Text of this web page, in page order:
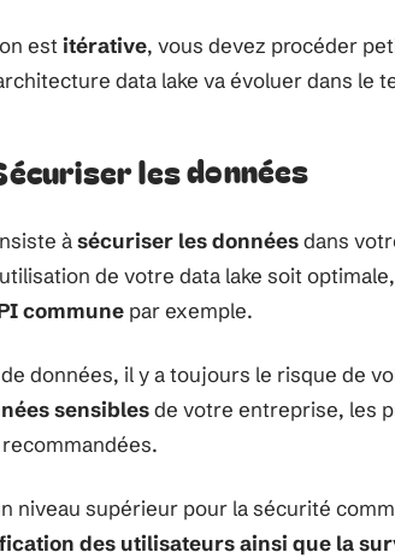
est itérative, vous devez procéder
data lake va évoluer dans le
les données
àsécuriser les donnéesdans
de votre data lake soit
commune par exemple.
données, il y a toujours le risque de
sensiblesde votre entreprise, les
niveau supérieur pour la sécurité
des utilisateurs ainsi que la